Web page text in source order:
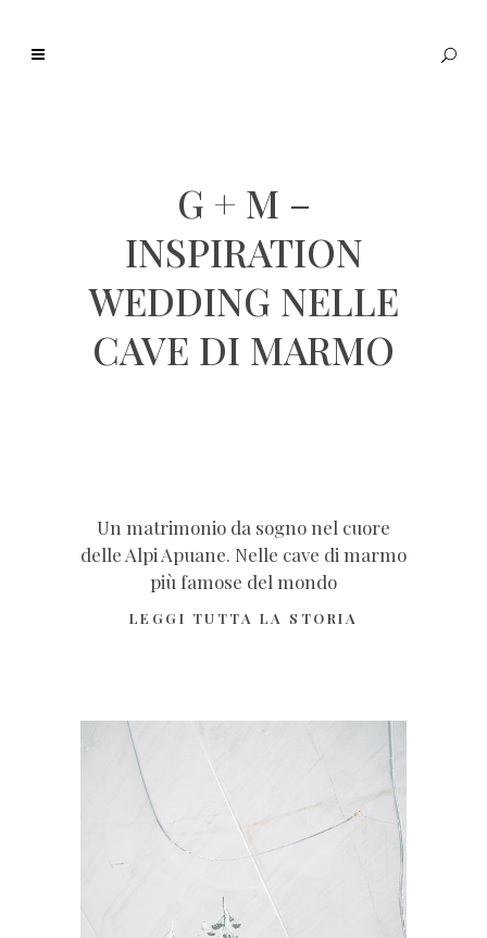
G + M –
INSPIRATION
WEDDING NELLE
CAVE DI MARMO
Un matrimonio da sogno nel cuore
delle Alpi Apuane. Nelle cave di marmo
più famose del mondo
LEGGI TUTTA LA STORIA